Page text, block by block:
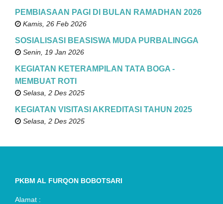
PEMBIASAAN PAGI DI BULAN RAMADHAN 2026
Kamis, 26 Feb 2026
SOSIALISASI BEASISWA MUDA PURBALINGGA
Senin, 19 Jan 2026
KEGIATAN KETERAMPILAN TATA BOGA -
MEMBUAT ROTI
Selasa, 2 Des 2025
KEGIATAN VISITASI AKREDITASI TAHUN 2025
Selasa, 2 Des 2025
PKBM AL FURQON BOBOTSARI
Alamat :